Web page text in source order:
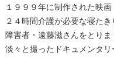
１９９９年に制作された映画
２４時間介護が必要な寝た
障害者・遠藤滋さんをとり
淡々と撮ったドキュメンタリ